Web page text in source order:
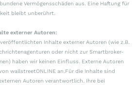
Vermögensschäden aus. Eine Haftung für
bleibt unberührt.
externer Autoren:
Inhalte externer Autoren (wie z.B.
oder nicht zur Smartbroker-
haben wir keinen Einfluss. Externe Autoren
wallstreetONLINE an.Für die Inhalte sind
Autoren verantwortlich. Ihre bei